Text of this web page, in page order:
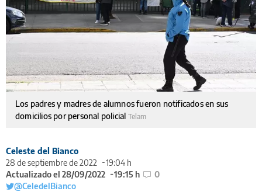
Los padres y madres de alumnos fueron notificados en sus
domicilios por personal policial Telam
Celeste del Bianco
28 de septiembre de 2022
19:04 h
Actualizado el 28/09/2022
19:15 h
0
@CeledelBianco